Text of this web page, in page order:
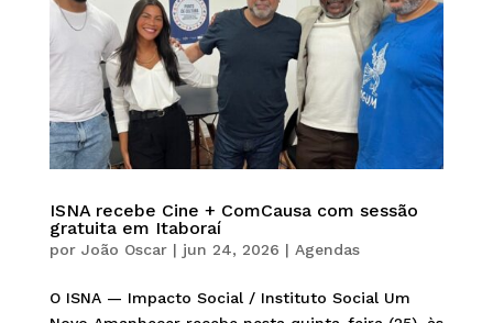
ISNA recebe Cine + ComCausa com sessão
gratuita em Itaboraí
por João Oscar| jun 24, 2026 | Agendas
O ISNA — Impacto Social / Instituto Social Um